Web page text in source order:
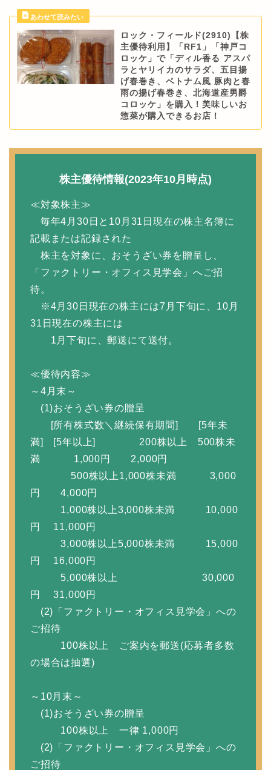
ロック・フィールド(2910)【株
主優待利用】「RF1」「神戸コ
ロッケ」で「ディル香る アスパ
ラとヤリイカのサラダ、五目揚
げ春巻き、ベトナム風 豚肉と春
雨の揚げ春巻き、北海道産男爵
コロッケ」を購入！美味しいお
惣菜が購入できるお店！
株主優待情報(2023年10月時点)
≪対象株主≫
毎年4月30日と10月31日現在の株主名簿に
記載または記録された
株主を対象に、おそうざい券を贈呈し、
「ファクトリー・オフィス見学会」へご招
待。
※4月30日現在の株主には7月下旬に、10月
31日現在の株主には
1月下旬に、郵送にて送付。
≪優待内容≫
～4月末～
(1)おそうざい券の贈呈
[所有株式数＼継続保有期間] [5年未
満] [5年以上] 200株以上 500株未
満 1,000円 2,000円
500株以上1,000株未満 3,000
円 4,000円
1,000株以上3,000株未満 10,000
円 11,000円
3,000株以上5,000株未満 15,000
円 16,000円
5,000株以上 30,000
円 31,000円
(2)「ファクトリー・オフィス見学会」への
ご招待
100株以上 ご案内を郵送(応募者多数
の場合は抽選)
～10月末～
(1)おそうざい券の贈呈
100株以上 一律 1,000円
(2)「ファクトリー・オフィス見学会」への
ご招待